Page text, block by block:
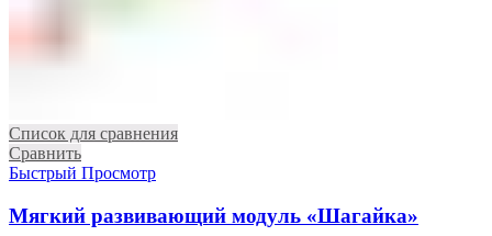
Список для сравнения
Сравнить
Быстрый Просмотр
Мягкий развивающий модуль «Шагайка»